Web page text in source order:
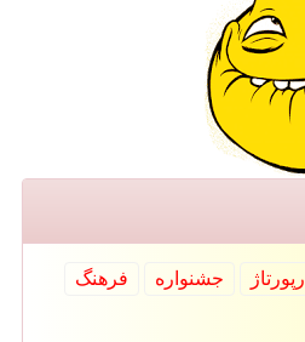
رپورتاژ جشنواره
فرهنگ